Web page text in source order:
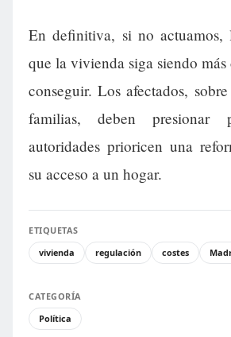
En definitiva, si no actuamos,
que la vivienda siga siendo
conseguir. Los afectados,
familias, deben presionar
autoridades prioricen una
su acceso a un hogar.
ETIQUETAS
vivienda
regulación costes
CATEGORÍA
Política